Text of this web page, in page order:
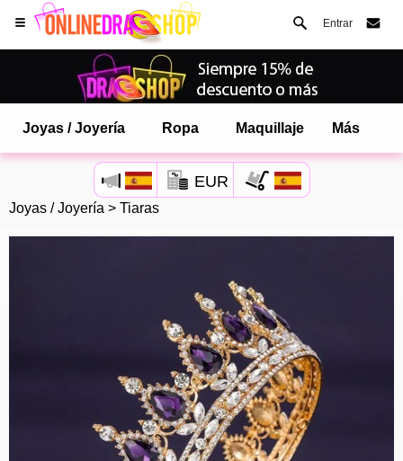
Entrar
Joyas / Joyería Ropa Maquillaje Más
EUR
Joyas / Joyería > Tiaras
Abre tu menú de Safari.
y toca AÑADIR A LA PANTALLA DE INICIO
onlinedragshop ahora está instalado como APLICACIÓN